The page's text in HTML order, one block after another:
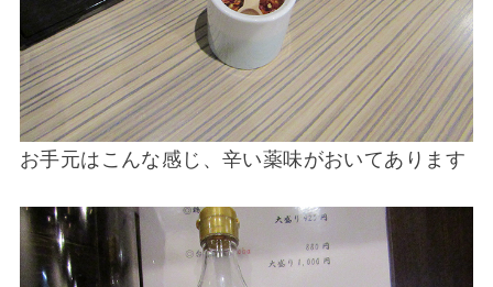
お手元はこんな感じ、辛い薬味がおいてあります